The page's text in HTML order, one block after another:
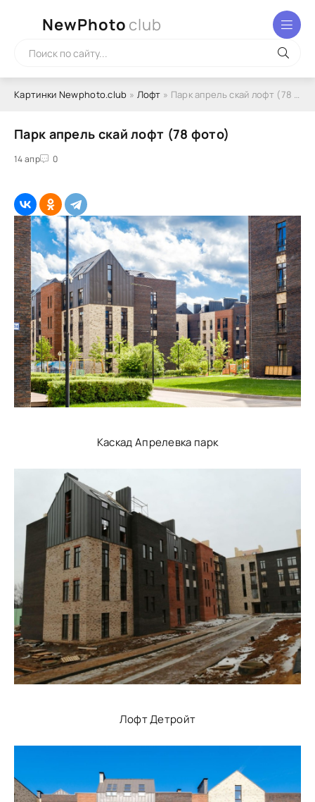
NewPhoto club
Картинки Newphoto.club » Лофт » Парк апрель скай лофт (78 фото)
Парк апрель скай лофт (78 фото)
14 апр 0
Каскад Апрелевка парк
Лофт Детройт